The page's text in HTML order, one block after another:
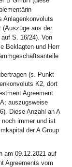
Anlagenkonvoluts
(Auszüge aus der
S. 16/24). Von
Beklagten und Herr
(s. Punkt
K2, dort
Agreement
auszugsweise
Diese Anzahl an A
immer und ist
der A Group
am 09.12.2021 auf
Agreements vom